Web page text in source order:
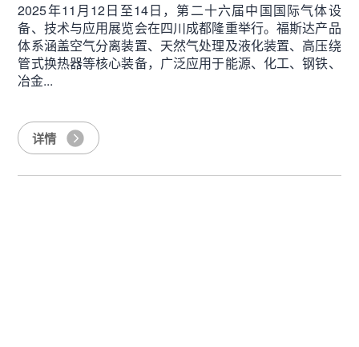
2025年11月12日至14日，第二十六届中国国际气体设
备、技术与应用展览会在四川成都隆重举行。福斯达产品
体系涵盖空气分离装置、天然气处理及液化装置、高压绕
管式换热器等核心装备，广泛应用于能源、化工、钢铁、
冶金...
详情